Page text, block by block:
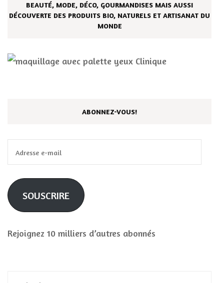
BEAUTÉ, MODE, DÉCO, GOURMANDISES MAIS AUSSI
DÉCOUVERTE DES PRODUITS BIO, NATURELS ET ARTISANAT DU
MONDE
ABONNEZ-VOUS!
e-
mail
SOUSCRIRE
Rejoignez 10 milliers d’autres abonnés